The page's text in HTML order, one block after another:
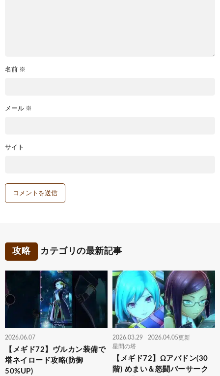
名前 ※
メール ※
サイト
攻略 カテゴリの最新記事
2026.06.07
【メギド72】ヴルカン装備で
塔ネイロード攻略(防御
50%UP)
2026.03.29
2026.04.05更新
星間の塔
【メギド72】Ωアバドン(30
階) めまい＆怒闘バーサーク